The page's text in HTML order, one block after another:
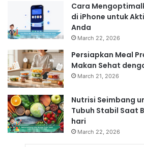
Cara
di iPhone untuk
Anda
March 22, 2026
Persiapkan Meal
Makan Sehat
March 21, 2026
Nutrisi Seimbang
Tubuh Stabil Saat
hari
March 22, 2026